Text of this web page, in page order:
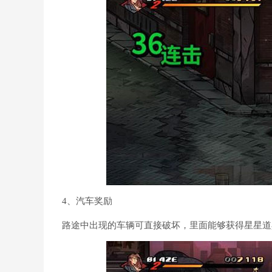
4、汽车奖励
路途中出现的车辆可直接破坏，里面能够获得星星